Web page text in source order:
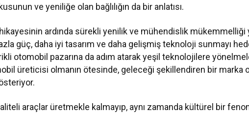
ve yeniliğe olan bağlılığın da bir anlatısı.
hikayesinin ardında sürekli yenilik ve mühendislik mükemmelliği
güç, daha iyi tasarım ve daha gelişmiş teknoloji sunmayı
otomobil pazarına da adım atarak yeşil teknolojilere
üreticisi olmanın ötesinde, geleceği şekillendiren bir marka
araçlar üretmekle kalmayıp, aynı zamanda kültürel bir